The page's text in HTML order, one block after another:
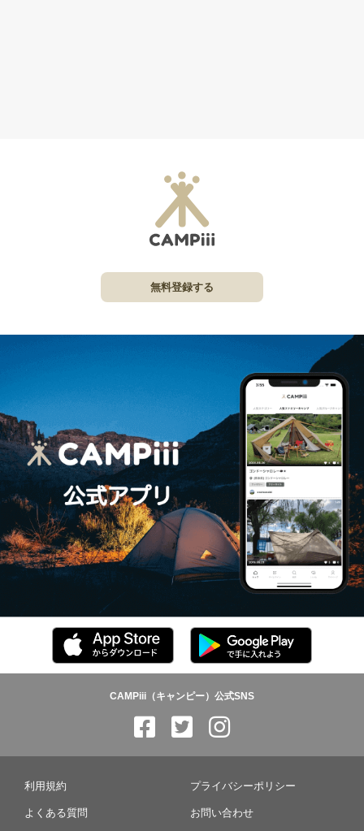
無料登録する
CAMPiii（キャンピー）公式SNS
利用規約 プライバシーポリシー
よくある質問 お問い合わせ